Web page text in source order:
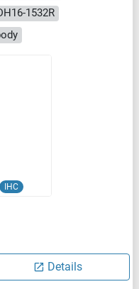
1532R
IHC
Details